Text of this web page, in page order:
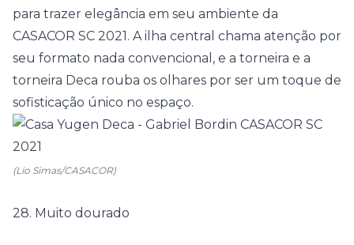
para trazer elegância em seu ambiente da
CASACOR SC 2021. A ilha central chama atenção por
seu formato nada convencional, e a torneira e a
torneira Deca rouba os olhares por ser um toque de
sofisticação único no espaço.
(Lio Simas/CASACOR)
28. Muito dourado